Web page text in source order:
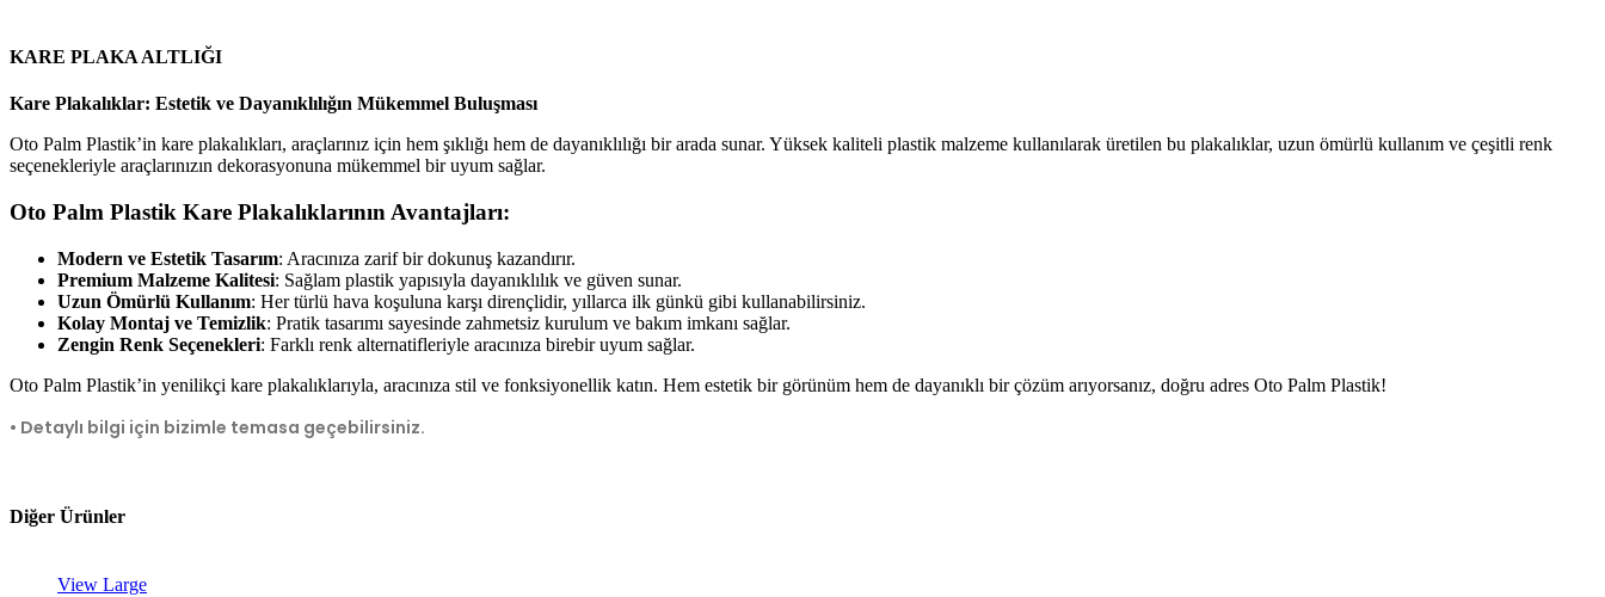
KARE PLAKA ALTLIĞI
Kare Plakalıklar: Estetik ve Dayanıklılığın Mükemmel Buluşması
Oto Palm Plastik’in kare plakalıkları, araçlarınız için hem şıklığı hem de dayanıklılığı bir arada sunar. Yüksek kaliteli plastik malzeme kullanılarak üretilen bu plakalıklar, uzun ömürlü kullanım ve çeşitli renk
seçenekleriyle araçlarınızın dekorasyonuna mükemmel bir uyum sağlar.
Oto Palm Plastik Kare Plakalıklarının Avantajları:
Modern ve Estetik Tasarım: Aracınıza zarif bir dokunuş kazandırır.
Premium Malzeme Kalitesi: Sağlam plastik yapısıyla dayanıklılık ve güven sunar.
Uzun Ömürlü Kullanım: Her türlü hava koşuluna karşı dirençlidir, yıllarca ilk günkü gibi kullanabilirsiniz.
Kolay Montaj ve Temizlik: Pratik tasarımı sayesinde zahmetsiz kurulum ve bakım imkanı sağlar.
Zengin Renk Seçenekleri: Farklı renk alternatifleriyle aracınıza birebir uyum sağlar.
Oto Palm Plastik’in yenilikçi kare plakalıklarıyla, aracınıza stil ve fonksiyonellik katın. Hem estetik bir görünüm hem de dayanıklı bir çözüm arıyorsanız, doğru adres Oto Palm Plastik!
• Detaylı bilgi için bizimle temasa geçebilirsiniz.
Diğer Ürünler
View Large